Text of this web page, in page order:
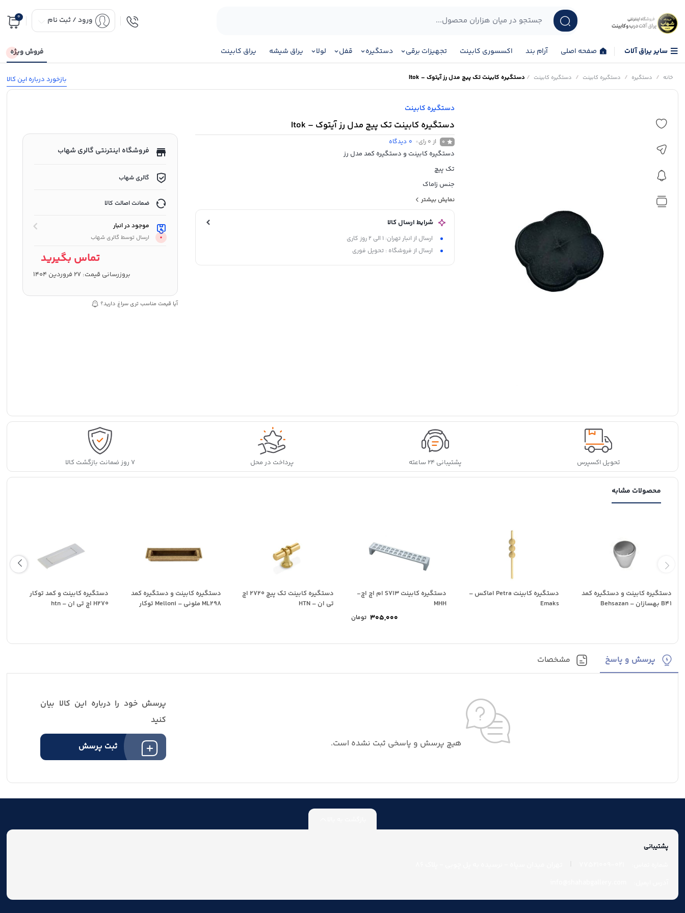
ورود / ثبت نام 0
سایر یراق آلات صفحه اصلی آرام بند اکسسوری کابینت تجهیزات برقی دستگیره قفل لولا یراق شیشه یراق کابینت فروش ویژه
بازخورد درباره این کالا خانه / دستگیره / دستگیره کابینت / دستگیره کابینت / دستگیره کابینت تک پیچ مدل رز آیتوک – Itok
دستگیره کابینت
دستگیره کابینت تک پیچ مدل رز آیتوک – Itok
0 از 0 رای 0 دیدگاه
دستگیره کابینت و دستگیره کمد مدل رز
تک پیچ
جنس زاماک
ساخت ایران
نمایش بیشتر
شرایط ارسال کالا
ارسال از انبار تهران: 1 الی 2 روز کاری
ارسال از فروشگاه : تحویل فوری
فروشگاه اینترنتی گالری شهاب
گالری شهاب
ضمانت اصالت کالا
موجود در انبار
ارسال توسط گالری شهاب
تماس بگیرید
بروزرسانی قیمت: 27 فروردین 1404
آیا قیمت مناسب تری سراغ دارید؟
تحویل اکسپرس پشتیبانی ۲۴ ساعته پرداخت در محل ۷ روز ضمانت بازگشت کالا
محصولات مشابه
دستگیره کابینت و دستگیره کمد
B41 بهسازان – Behsazan
دستگیره کابینت Petra اماکس –
Emaks
دستگیره کابینت S713 ام اچ اچ-
MHH
305,000 تومان
دستگیره کابینت تک پیچ 2720 اچ
تی ان – HTN
دستگیره کابینت و دستگیره کمد
ML298 ملونی – Melloni توکار
دستگیره کابینت و کمد توکار
H270 اچ تی ان – htn
پرسش و پاسخ مشخصات
هیچ پرسش و پاسخی ثبت نشده است.
پرسش خود را درباره این کالا بیان
کنید
ثبت پرسش
پشتیبانی